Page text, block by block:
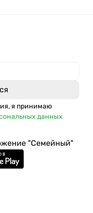
я принимаю
данных
"Семейный"